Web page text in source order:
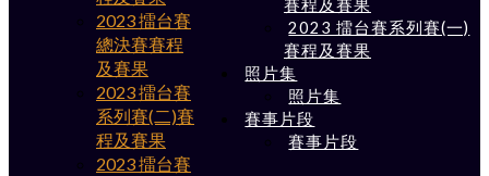
賽程及賽果
2023 擂台賽系列賽(一)
賽程及賽果
照片集
照片集
賽事片段
賽事片段
2023 擂台賽
總決賽賽程
及賽果
2023 擂台賽
系列賽(二)賽
程及賽果
2023 擂台賽